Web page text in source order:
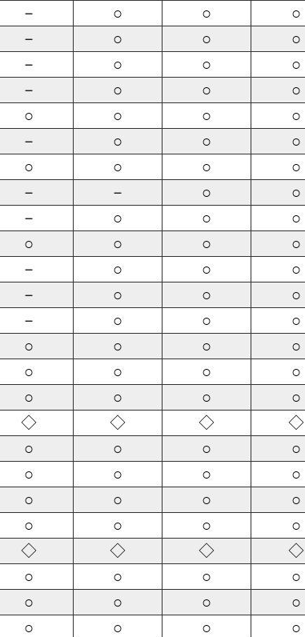
－ ○ ○ ○
－ ○ ○ ○
－ ○ ○ ○
－ ○ ○ ○
○ ○ ○ ○
－ ○ ○ ○
○ ○ ○ ○
－ － ○ ○
－ ○ ○ ○
○ ○ ○ ○
－ ○ ○ ○
－ ○ ○ ○
－ ○ ○ ○
○ ○ ○ ○
○ ○ ○ ○
○ ○ ○ ○
◇ ◇ ◇ ◇
○ ○ ○ ○
○ ○ ○ ○
○ ○ ○ ○
○ ○ ○ ○
◇ ◇ ◇ ◇
○ ○ ○ ○
○ ○ ○ ○
○ ○ ○ ○